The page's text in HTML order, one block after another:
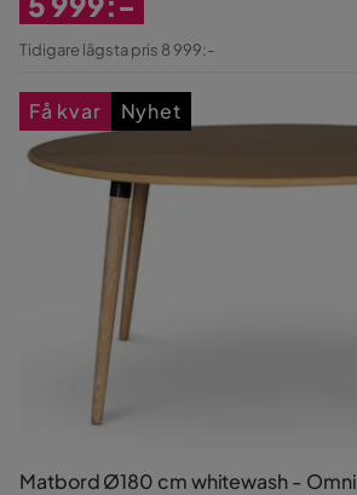
Rabatterat
Tidigare lägsta pris 8 999:-
Matbord Ø180 cm whitewash - Omni
Få kvar Nyhet